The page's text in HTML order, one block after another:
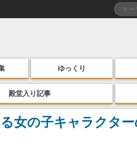
ゆっくり
殿堂入り記事
女の子キャラクタ